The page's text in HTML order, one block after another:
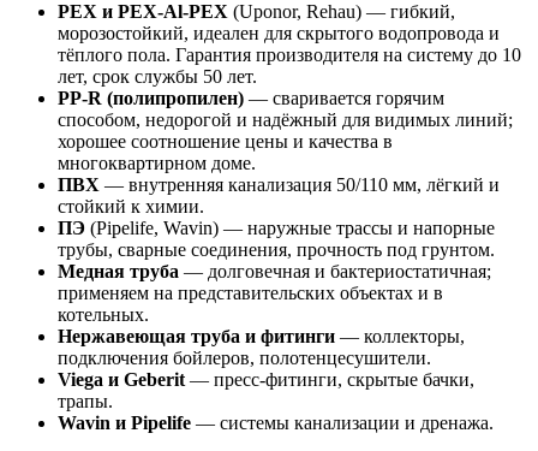
PEX и PEX-Al-PEX (Uponor, Rehau) — гибкий,
морозостойкий, идеален для скрытого водопровода и
тёплого пола. Гарантия производителя на систему до 10
лет, срок службы 50 лет.
PP-R (полипропилен) — сваривается горячим
способом, недорогой и надёжный для видимых линий;
хорошее соотношение цены и качества в
многоквартирном доме.
ПВХ — внутренняя канализация 50/110 мм, лёгкий и
стойкий к химии.
ПЭ (Pipelife, Wavin) — наружные трассы и напорные
трубы, сварные соединения, прочность под грунтом.
Медная труба — долговечная и бактериостатичная;
применяем на представительских объектах и в
котельных.
Нержавеющая труба и фитинги — коллекторы,
подключения бойлеров, полотенцесушители.
Viega и Geberit— пресс-фитинги, скрытые бачки,
трапы.
Wavin и Pipelife — системы канализации и дренажа.